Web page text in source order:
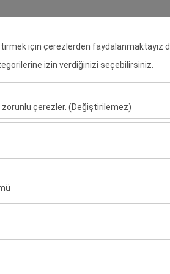
için çerezlerden faydalanmaktayız
izin verdiğinizi seçebilirsiniz.
zorunlu çerezler. (Değiştirilemez)
şekilde çalışması, güvenlik, oturum
kullanıldığını (ziyaretçi sayısı, en çok
web sitesi performansını ölçmek ve
uygun kişiselleştirilmiş reklamlar
tıklama oranı) ölçmemize olanak tanır.
ve sürekliliğini sağlamak amacıyla
Kiralama Çukurova Havalimanı
Alış Tarih & Saat